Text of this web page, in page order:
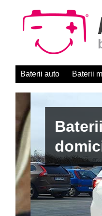
Baterii auto Baterii
Baterii